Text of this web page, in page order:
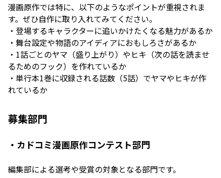
漫画原作では特に、以下のようなポイントが重視されま
す。ぜひ自作に取り入れてみてください。
・登場するキャラクターに追いかけたくなる魅力があるか
・舞台設定や物語のアイディアにおもしろさがあるか
・1話ごとのヤマ（盛り上がり）やヒキ（次の話を読ませ
るためのフック）を作れているか
・単行本1巻に収録される話数（5話）でヤマやヒキが作
れているか
募集部門
・カドコミ漫画原作コンテスト部門
編集部による選考や受賞の対象となる部門です。